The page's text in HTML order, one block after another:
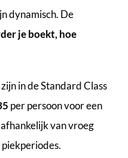
dynamisch. De
je boekt, hoe
in de Standard Class
per persoon voor een
van vroeg